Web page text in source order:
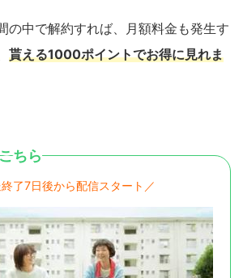
の中で解約すれば、月額料金も発生す
貰える1000ポイントでお得に見れま
ちら
了7日後から配信スタート／